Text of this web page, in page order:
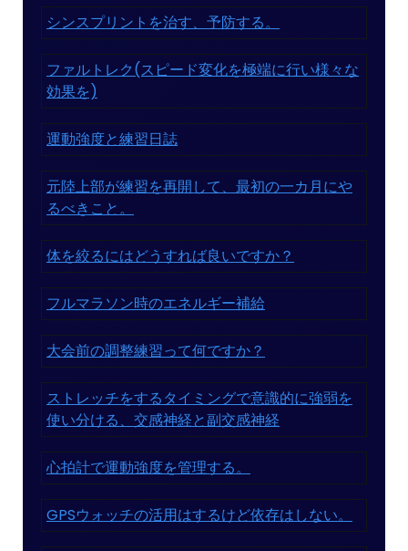
シンスプリントを治す、予防する。
ファルトレク(スピード変化を極端に行い様々な
効果を)
運動強度と練習日誌
元陸上部が練習を再開して、最初の一カ月にや
るべきこと。
体を絞るにはどうすれば良いですか？
フルマラソン時のエネルギー補給
大会前の調整練習って何ですか？
ストレッチをするタイミングで意識的に強弱を
使い分ける、交感神経と副交感神経
心拍計で運動強度を管理する。
GPSウォッチの活用はするけど依存はしない。